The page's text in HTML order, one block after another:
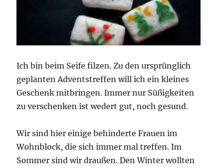
Ich bin beim Seife filzen. Zu den ursprünglich
geplanten Adventstreffen will ich ein kleines
Geschenk mitbringen. Immer nur Süßigkeiten
zu verschenken ist wedert gut, noch gesund.
Wir sind hier einige behinderte Frauen im
Wohnblock, die sich immer mal treffen. Im
Sommer sind wir draußen. Den Winter wollten